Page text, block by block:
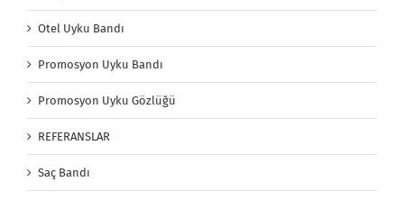
Otel Uyku Bandı
Promosyon Uyku Bandı
Promosyon Uyku Gözlüğü
REFERANSLAR
Saç Bandı